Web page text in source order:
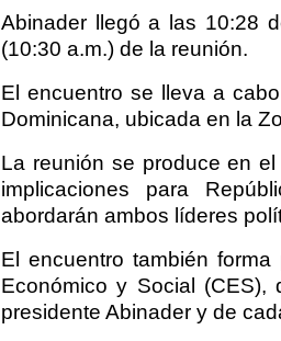
Abinader llegó a las 10:28
(10:30 a.m.) de la reunión.
El encuentro se lleva a
Dominicana, ubicada en la
La reunión se produce en
implicaciones para
abordarán ambos líderes
El encuentro también
Económico y Social (CES),
presidente Abinader y de